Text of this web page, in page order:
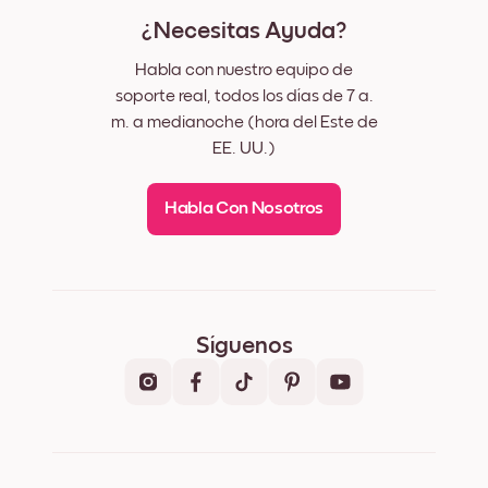
¿Necesitas Ayuda?
Habla con nuestro equipo de
soporte real, todos los días de 7 a.
m. a medianoche (hora del Este de
EE. UU.)
Habla Con Nosotros
Síguenos